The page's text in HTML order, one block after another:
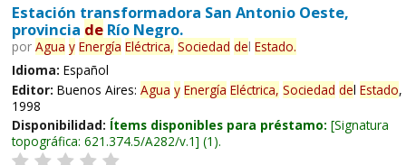
Estación transformadora San Antonio Oeste,
provincia deRío Negro.
por Agua y Energía Eléctrica, Sociedad del Estado.
Idioma: Español
Editor: Buenos Aires: Agua y Energía Eléctrica, Sociedad del Estado,
1998
Disponibilidad: Ítems disponibles para préstamo: Signatura
topográfica: 621.374.5/A282/v.1 (1).